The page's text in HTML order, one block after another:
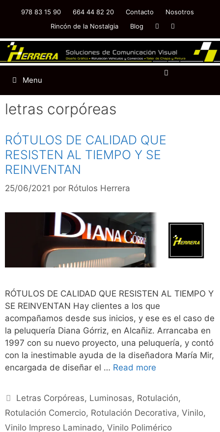
978 83 15 90 664 44 82 20 Contacto
Nosotros
Rincón de la Nostalgia
Blog
Menu
letras corpóreas
RÓTULOS DE CALIDAD QUE
RESISTEN AL TIEMPO Y SE
REINVENTAN
25/06/2021 por Rótulos Herrera
RÓTULOS DE CALIDAD QUE RESISTEN AL TIEMPO Y
SE REINVENTAN Hay clientes a los que
acompañamos desde sus inicios, y ese es el caso de
la peluquería Diana Górriz, en Alcañiz. Arrancaba en
1997 con su nuevo proyecto, una peluquería, y contó
con la inestimable ayuda de la diseñadora María Mir,
encargada de diseñar el … Read more
Letras Corpóreas, Luminosas, Rotulación,
Rotulación Comercio, Rotulación Decorativa, Vinilo,
Vinilo Impreso Laminado, Vinilo Polimérico